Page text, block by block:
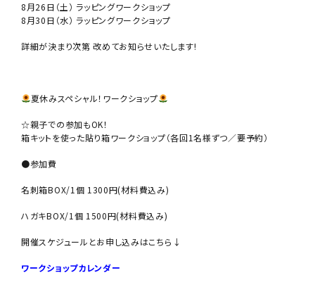
8月26日（土） ラッピングワークショップ
8月30日（水） ラッピングワークショップ
詳細が決まり次第 改めてお知らせいたします!
夏休みスペシャル！ワークショップ
☆親子での参加もOK！
箱キットを使った貼り箱ワークショップ（各回1名様ずつ／要予約）
●参加費
名刺箱BOX/1個 1300円(材料費込み)
ハガキBOX/1個 1500円(材料費込み)
開催スケジュールとお申し込みはこちら↓
ワークショップカレンダー